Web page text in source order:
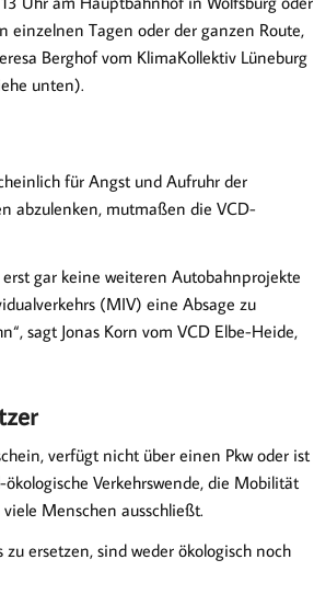
einzelnen Tagen oder der ganzen Route,
Berghof vom KlimaKollektiv Lüneburg
unten).
für Angst und Aufruhr der
abzulenken, mutmaßen die VCD-
gar keine weiteren Autobahnprojekte
(MIV) eine Absage zu
sagt Jonas Korn vom VCD Elbe-Heide,
verfügt nicht über einen Pkw oder ist
Verkehrswende, die Mobilität
Menschen ausschließt.
ersetzen, sind weder ökologisch noch